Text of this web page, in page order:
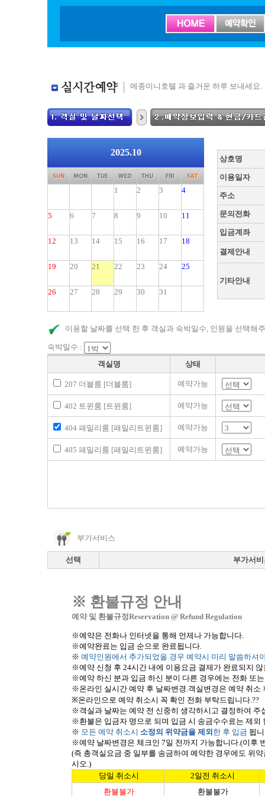
메종미니호텔 과 즐거운 하루 보내세요.
2025.10
1 2 3 4
5 6 7 8 9 10 11
12 13 14 15 16 17 18
19 20 21 22 23 24 25
26 27 28 29 30 31
상호명
이용일자
주소
문의전화
입금계좌
결제안내
기타안내
이용할 날짜를 선택 한 후 객실과 숙박일수, 인원을 선택해
숙박일수 :
객실명
상태
207 더블룸 [더블룸] 예약가능
402 트윈룸 [트윈룸] 예약가능
404 패밀리룸 [패밀리트윈룸] 예약가능
405 패밀리룸 [패밀리트윈룸] 예약가능
부가서비스
선택 부가서
※ 환불규정 안내
예약 및 환불규정Reservation @ Refund Regulation
※예약은 전화나 인터넷을 통해 언제나 가능합니다.
※예약완료는 입금 순으로 완료됩니다.
※ 예약인원에서 추가되었을 경우 예약시 미리 말씀하셔
※예약 신청 후 24시간 내에 이용요금 결제가 완료되지
※예약 하신 분과 입금 하신 분이 다른 경우에는 전화 또
※ 온라인 실시간 예약 후 날짜변경 .객실변경은 예약 취소
※온라인으로 예약 취소시 꼭 확인 전화 부탁드립니다.??
※ 객실과 날짜는 예약 전 신중히 생각하시고 결정하여 주
※ 환불은 입금자 명으로 되며 입금 시 송금수수료는 제외
※ 모든 예약 취소시 소정의 위약금을 제외 한 후 입금 됩
※예약 날짜변경은 체크인 7일 전까지 가능합니다.(이후
(즉 총객실요금 중 일부를 송금하여 예약한 경우에도 위
시오.)
당일 취소시
2일전 취소시
환불불가
환불불가